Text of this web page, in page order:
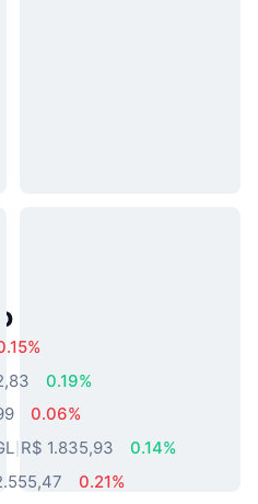
Real Populares
0.19%
0.06%
R$ 1.835,93
0.14%
0.21%